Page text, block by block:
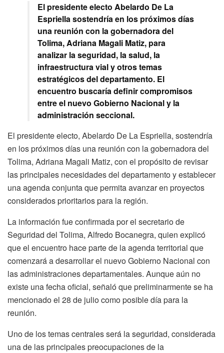
El presidente electo Abelardo De La
Espriella sostendría en los próximos días
una reunión con la gobernadora del
Tolima, Adriana Magali Matiz, para
analizar la seguridad, la salud, la
infraestructura vial y otros temas
estratégicos del departamento. El
encuentro buscaría definir compromisos
entre el nuevo Gobierno Nacional y la
administración seccional.
El presidente electo, Abelardo De La Espriella, sostendría
en los próximos días una reunión con la gobernadora del
Tolima, Adriana Magali Matiz, con el propósito de revisar
las principales necesidades del departamento y establecer
una agenda conjunta que permita avanzar en proyectos
considerados prioritarios para la región.
La información fue confirmada por el secretario de
Seguridad del Tolima, Alfredo Bocanegra, quien explicó
que el encuentro hace parte de la agenda territorial que
comenzará a desarrollar el nuevo Gobierno Nacional con
las administraciones departamentales. Aunque aún no
existe una fecha oficial, señaló que preliminarmente se ha
mencionado el 28 de julio como posible día para la
reunión.
Uno de los temas centrales será la seguridad, considerada
una de las principales preocupaciones de la